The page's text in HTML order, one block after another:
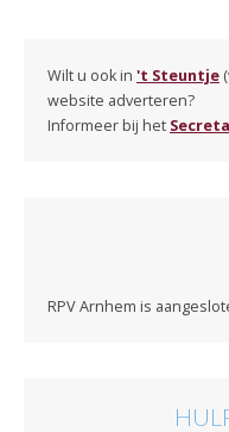
Wilt u ook in 't Steuntje
website adverteren?
Informeer bij het
RPV Arnhem is